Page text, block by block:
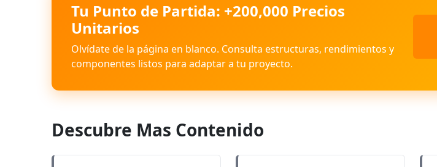
Tu Punto de Partida: +200,000 Precios
Unitarios
Olvídate de la página en blanco. Consulta estructuras, rendimientos y
componentes listos para adaptar a tu proyecto.
Descubre Mas Contenido